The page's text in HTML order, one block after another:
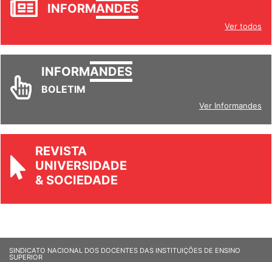
INFORMANDES
Ver todos
INFORMANDES
BOLETIM
Ver Informandes
REVISTA
UNIVERSIDADE
& SOCIEDADE
SINDICATO NACIONAL DOS DOCENTES DAS INSTITUIÇÕES DE ENSINO
SUPERIOR